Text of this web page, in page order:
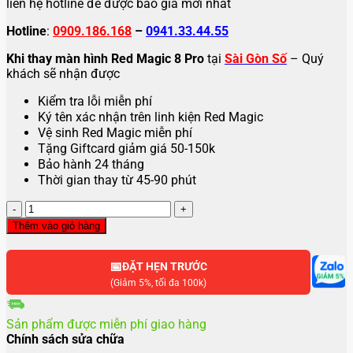
liên hệ hotline để được báo giá mới nhất
Hotline: 0909.186.168 – 0941.33.44.55
Khi thay màn hình Red Magic 8 Pro tại Sài Gòn Số– Quý
khách sẽ nhận được
Kiểm tra lỗi miễn phí
Ký tên xác nhận trên linh kiện Red Magic
Vệ sinh Red Magic miễn phí
Tặng Giftcard giảm giá 50-150k
Bảo hành 24 tháng
Thời gian thay từ 45-90 phút
Thay
màn
hình
ZTE
Magic
Pro
số
Thêm vào giỏ hàng
📅ĐẶT HẸN TRƯỚC
(Giảm 5%, tối đa 100k)
Sản phẩm được miễn phí giao hàng
Chính sách sửa chữa